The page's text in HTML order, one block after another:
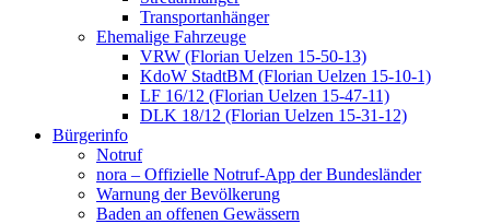
Transportanhänger
Ehemalige Fahrzeuge
VRW (Florian Uelzen 15-50-13)
KdoW StadtBM (Florian Uelzen 15-10-1)
LF 16/12 (Florian Uelzen 15-47-11)
DLK 18/12 (Florian Uelzen 15-31-12)
Bürgerinfo
Notruf
nora – Offizielle Notruf-App der Bundesländer
Warnung der Bevölkerung
Baden an offenen Gewässern